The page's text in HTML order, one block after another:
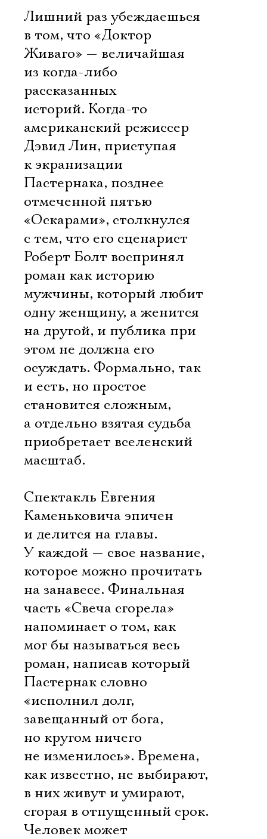
Лишний раз убеждаешься
в том, что «Доктор
Живаго» — величайшая
из когда-либо
рассказанных
историй. Когда-то
американский режиссер
Дэвид Лин, приступая
к экранизации
Пастернака, позднее
отмеченной пятью
«Оскарами», столкнулся
с тем, что его сценарист
Роберт Болт воспринял
роман как историю
мужчины, который любит
одну женщину, а женится
на другой, и публика при
этом не должна его
осуждать. Формально, так
и есть, но простое
становится сложным,
а отдельно взятая судьба
приобретает вселенский
масштаб.
Спектакль Евгения
Каменьковича эпичен
и делится на главы.
У каждой — свое название,
которое можно прочитать
на занавесе. Финальная
часть «Свеча сгорела»
напоминает о том, как
мог бы называться весь
роман, написав который
Пастернак словно
«исполнил долг,
завещанный от бога,
но кругом ничего
не изменилось». Времена,
как известно, не выбирают,
в них живут и умирают,
сгорая в отпущенный срок.
Человек может